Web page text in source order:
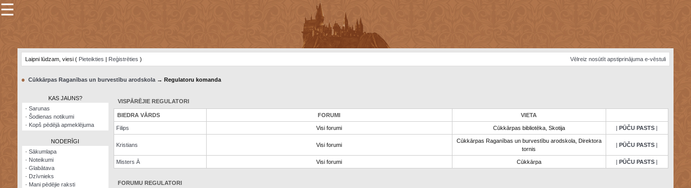
×
Šodienas
Visatcera
almanahs
☰
Laipni lūdzam, viesi ( Pieteikties | Reģistrēties ) Vēlreiz nosūtīt apstiprinājuma e-vēstuli
● Cūkkārpas Raganības un burvestību arodskola→ Regulatoru komanda
KAS JAUNS?
· Sarunas
· Šodienas notikumi
· Kopš pēdējā apmeklējuma
NODERĪGI
· Sākumlapa
· Noteikumi
· Glabātava
· Dzīvnieks
· Mani pēdējie raksti
VISPĀRĒJIE REGULATORI
BIEDRA VĀRDS FORUMI VIETA
Filips Visi forumi Cūkkārpas bibliotēka, Skotija |PŪČU PASTS |
Kristians Visi forumi
Cūkkārpas Raganības un burvestību arodskola, Direktora
tornis
|PŪČU PASTS |
Misters Ā Visi forumi Cūkkārpa |PŪČU PASTS |
FORUMU REGULATORI